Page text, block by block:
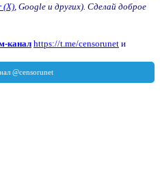
(X) , Google и других). Сделай доброе
канал https://t.me/censorunet и